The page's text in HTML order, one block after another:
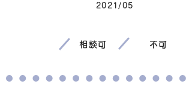
2021/05
相談可 不可